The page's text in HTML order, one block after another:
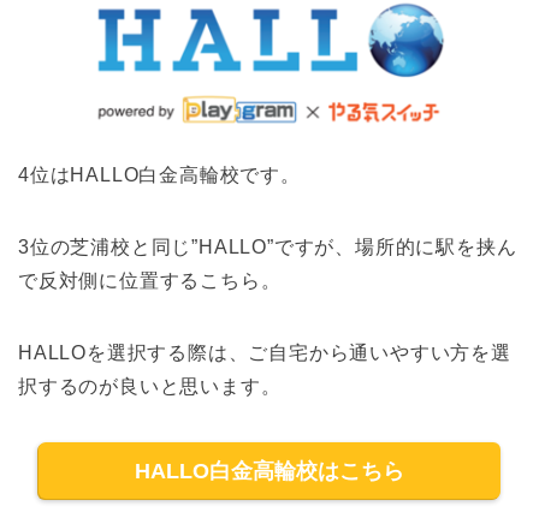
4位はHALLO白金高輪校です。
3位の芝浦校と同じ”HALLO”ですが、場所的に駅を挟ん
で反対側に位置するこちら。
HALLOを選択する際は、ご自宅から通いやすい方を選
択するのが良いと思います。
HALLO白金高輪校はこちら